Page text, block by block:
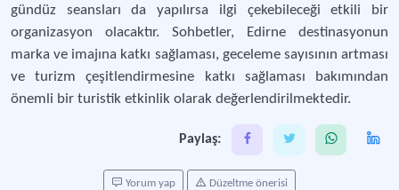
gündüz seansları da yapılırsa ilgi çekebileceği etkili bir
organizasyon olacaktır. Sohbetler, Edirne destinasyonun
marka ve imajına katkı sağlaması, geceleme sayısının artması
ve turizm çeşitlendirmesine katkı sağlaması bakımından
önemli bir turistik etkinlik olarak değerlendirilmektedir.
Paylaş:
Yorum yap Düzeltme önerisi